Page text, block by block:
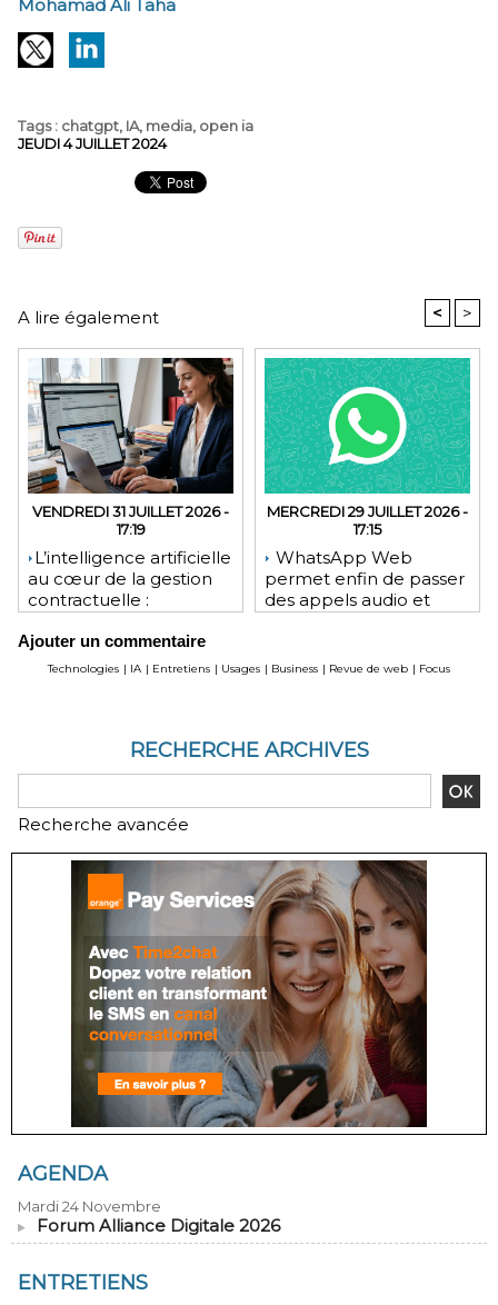
Mohamad Ali Taha
Tags: chatgpt, IA, media, open ia
JEUDI 4 JUILLET 2024
A lire également < >
VENDREDI 31 JUILLET 2026 -
17:19
​L’intelligence artificielle
au cœur de la gestion
contractuelle :
pour les juristes ?
MERCREDI 29 JUILLET 2026 -
17:15
WhatsApp Web
permet enfin de passer
des appels audio et
Ajouter un commentaire
Technologies | IA | Entretiens | Usages | Business | Revue de web | Focus
RECHERCHE ARCHIVES
Recherche avancée
AGENDA
Mardi 24 Novembre
Forum Alliance Digitale 2026
ENTRETIENS